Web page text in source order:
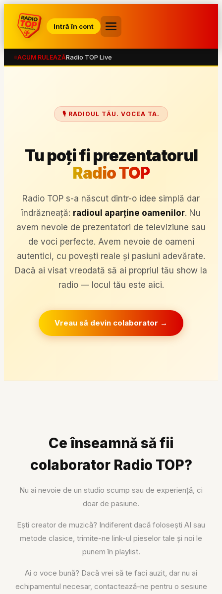
Intră în cont
ACUM RULEAZĂRadio TOP Live
🎙️ RADIOUL TĂU. VOCEA TA.
Tu poți fi prezentatorul
Radio TOP
Radio TOP s-a născut dintr-o idee simplă dar
îndrăzneață: radioul aparține oamenilor. Nu
avem nevoie de prezentatori de televiziune sau
de voci perfecte. Avem nevoie de oameni
autentici, cu povești reale și pasiuni adevărate.
Dacă ai visat vreodată să ai propriul tău show la
radio — locul tău este aici.
Vreau să devin colaborator →
Ce înseamnă să fii
colaborator Radio TOP?
Nu ai nevoie de un studio scump sau de experiență, ci
doar de pasiune.
Ești creator de muzică? Indiferent dacă folosești AI sau
metode clasice, trimite-ne link-ul pieselor tale și noi le
punem în playlist.
Ai o voce bună? Dacă vrei să te faci auzit, dar nu ai
echipamentul necesar, contactează-ne pentru o sesiune